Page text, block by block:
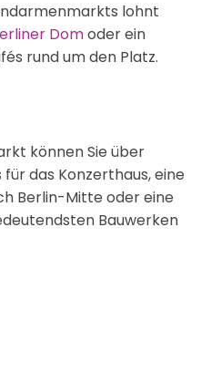
lohnt
Domoder ein
rund um den Platz.
können Sie über
das Konzerthaus, eine
Berlin-Mitte oder eine
Bauwerken